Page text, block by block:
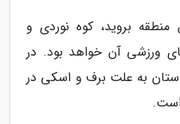
بروید، کوه نوردی و
ورزشی آن خواهد بود. در
به علت برف و اسکی در